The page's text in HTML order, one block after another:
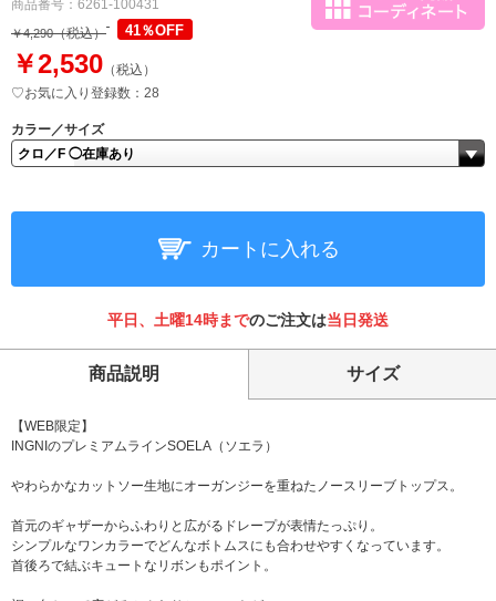
商品番号： 6261-100431
￥4,290（税込） 41％OFF
￥2,530 （税込）
♡お気に入り登録数：28
カラー／サイズ
カートに入れる
平日、土曜14時までのご注文は当日発送
商品説明 サイズ
【WEB限定】
INGNIのプレミアムラインSOELA（ソエラ）
やわらかなカットソー生地にオーガンジーを重ねたノースリーブトップス。
首元のギャザーからふわりと広がるドレープが表情たっぷり。
シンプルなワンカラーでどんなボトムスにも合わせやすくなっています。
首後ろで結ぶキュートなリボンもポイント。